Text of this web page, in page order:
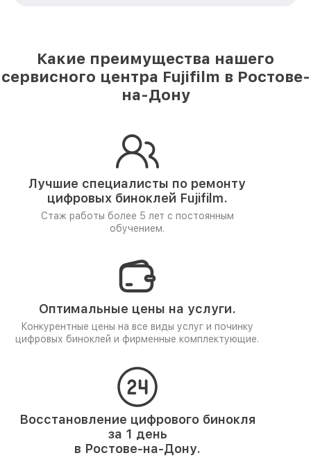
Какие преимущества нашего
сервисного центра Fujifilm в Ростове-
на-Дону
Лучшие специалисты по ремонту
цифровых биноклей Fujifilm.
Стаж работы более 5 лет с постоянным
обучением.
Оптимальные цены на услуги.
Конкурентные цены на все виды услуг и починку
цифровых биноклей и фирменные комплектующие.
Восстановление цифрового бинокля
за 1 день
в Ростове-на-Дону.